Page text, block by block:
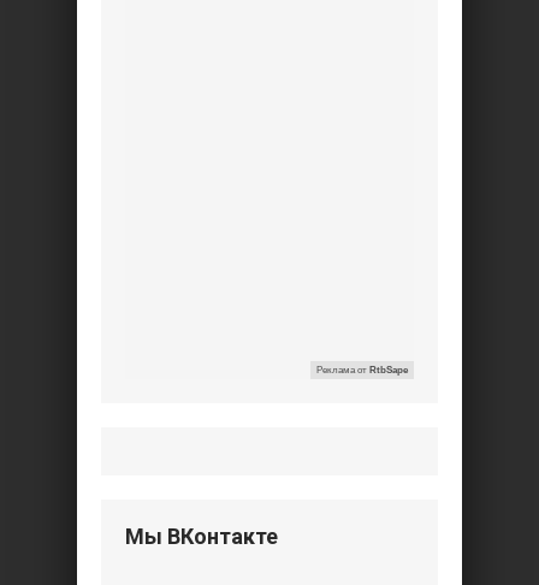
Реклама от RtbSape
Мы ВКонтакте